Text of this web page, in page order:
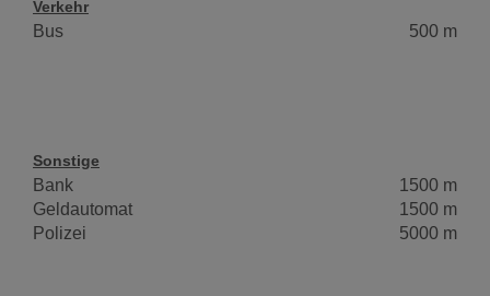
Verkehr
Bus 500 m
Sonstige
Bank
1500 m
Geldautomat
1500 m
Polizei
5000 m